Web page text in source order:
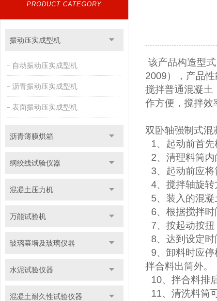
PRODUCT CATEGORY
振动压实成型机
自动振动压实成型机
沥青振动压实成型机
表面振动压实成型机
沥青薄膜烘箱
纲绞线试验仪器
混凝土压力机
万能试验机
玻璃幕墙及玻璃仪器
水泥试验仪器
混凝土耐久性试验仪器
该产品构造型
2009），产品
搅拌普通混凝土
作方便，搅拌效
双卧轴强制式混
1、起动前首
2、清理料筒
3、起动前应
4、搅拌轴旋
5、装入的混
6、根据搅拌
7、按起动按
8、达到设定
9、卸料时应
拌合料出筒外。
10、拌合料排
11、清洗料筒